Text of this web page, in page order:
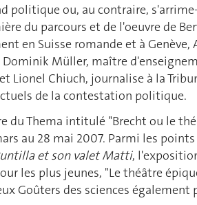
politique ou, au contraire,
du parcours et de l'oeuvre de
en Suisse romande et à Genève,
Müller, maître
Lionel Chiuch, journalise à la
de la contestation politique.
du Thema intitulé "Brecht ou le
au 28 mai 2007. Parmi les
et son valet Matti,
les plus jeunes, "Le théâtre
Goûters des sciences également